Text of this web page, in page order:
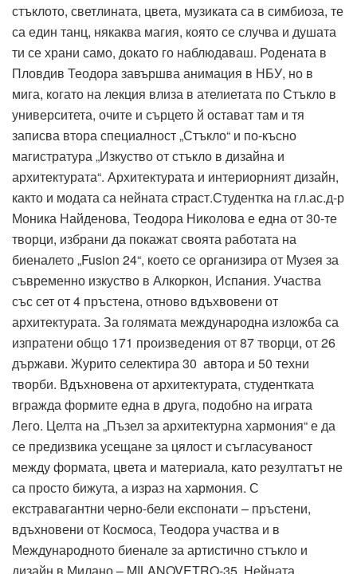
стъклото, светлината, цвета, музиката са в симбиоза, те
са един танц, някаква магия, която се случва и душата
ти се храни само, докато го наблюдаваш. Родената в
Пловдив Теодора завършва анимация в НБУ, но в
мига, когато на лекция влиза в ателиетата по Стъкло в
университета, очите и сърцето й остават там и тя
записва втора специалност „Стъкло“ и по-късно
магистратура „Изкуство от стъкло в дизайна и
архитектурата“. Архитектурата и интериорният дизайн,
както и модата са нейната страст.Студентка на гл.ас.д-р
Моника Найденова, Теодора Николова е една от 30-те
творци, избрани да покажат своята работата на
биеналето „Fusion 24“, което се организира от Музея за
съвременно изкуство в Алкоркон, Испания. Участва
със сет от 4 пръстена, отново вдъхвовени от
архитектурата. За голямата международна изложба са
изпратени общо 171 произведения от 87 творци, от 26
държави. Журито селектира 30 автора и 50 техни
творби. Вдъхновена от архитектурата, студентката
вгражда формите една в друга, подобно на играта
Лего. Целта на „Пъзел за архитектурна хармония“ е да
се предизвика усещане за цялост и съгласуваност
между формата, цвета и материала, като резултатът не
са просто бижута, а израз на хармония. С
екстравагантни черно-бели експонати – пръстени,
вдъхновени от Космоса, Теодора участва и в
Международното биенале за артистично стъкло и
дизайн в Милано – MILANOVETRO-35. Нейната